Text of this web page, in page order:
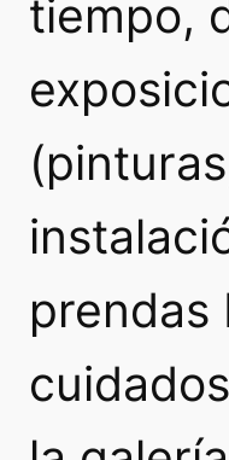
tiempo,
prendas